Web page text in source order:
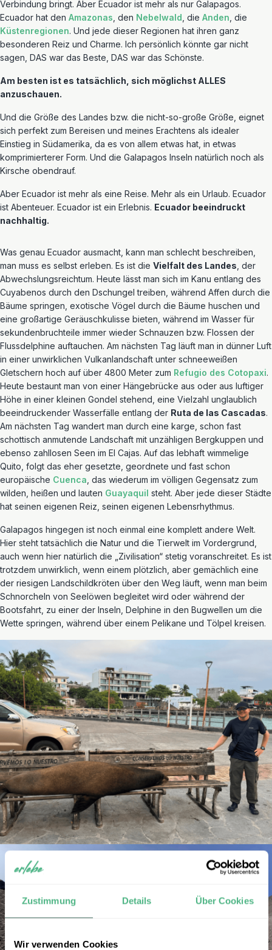
Zustimmung Details Über Cookies
Wir verwenden Cookies
Verbindung bringt. Aber Ecuador ist mehr als nur Galapagos.
Ecuador hat den Amazonas , den Nebelwald , die Anden , die
Küstenregionen. Und jede dieser Regionen hat ihren ganz
besonderen Reiz und Charme. Ich persönlich könnte gar nicht
sagen, DAS war das Beste, DAS war das Schönste.
Am besten ist es tatsächlich, sich möglichst ALLES
anzuschauen.
Und die Größe des Landes bzw. die nicht-so-große Größe, eignet
sich perfekt zum Bereisen und meines Erachtens als idealer
Einstieg in Südamerika, da es von allem etwas hat, in etwas
komprimierterer Form. Und die Galapagos Inseln natürlich noch als
Kirsche obendrauf.
Aber Ecuador ist mehr als eine Reise. Mehr als ein Urlaub. Ecuador
ist Abenteuer. Ecuador ist ein Erlebnis. Ecuador beeindruckt
nachhaltig.
Was genau Ecuador ausmacht, kann man schlecht beschreiben,
man muss es selbst erleben. Es ist die Vielfalt des Landes , der
Abwechslungsreichtum. Heute lässt man sich im Kanu entlang des
Cuyabenos durch den Dschungel treiben, während Affen durch die
Bäume springen, exotische Vögel durch die Bäume huschen und
eine großartige Geräuschkulisse bieten, während im Wasser für
sekundenbruchteile immer wieder Schnauzen bzw. Flossen der
Flussdelphine auftauchen. Am nächsten Tag läuft man in dünner Luft
in einer unwirklichen Vulkanlandschaft unter schneeweißen
Gletschern hoch auf über 4800 Meter zum Refugio des Cotopaxi.
Heute bestaunt man von einer Hängebrücke aus oder aus luftiger
Höhe in einer kleinen Gondel stehend, eine Vielzahl unglaublich
beeindruckender Wasserfälle entlang der Ruta de las Cascadas.
Am nächsten Tag wandert man durch eine karge, schon fast
schottisch anmutende Landschaft mit unzähligen Bergkuppen und
ebenso zahllosen Seen im El Cajas. Auf das lebhaft wimmelige
Quito, folgt das eher gesetzte, geordnete und fast schon
europäische Cuenca , das wiederum im völligen Gegensatz zum
wilden, heißen und lauten Guayaquil steht. Aber jede dieser Städte
hat seinen eigenen Reiz, seinen eigenen Lebensrhythmus.
Galapagos hingegen ist noch einmal eine komplett andere Welt.
Hier steht tatsächlich die Natur und die Tierwelt im Vordergrund,
auch wenn hier natürlich die „Zivilisation“ stetig voranschreitet. Es ist
trotzdem unwirklich, wenn einem plötzlich, aber gemächlich eine
der riesigen Landschildkröten über den Weg läuft, wenn man beim
Schnorcheln von Seelöwen begleitet wird oder während der
Bootsfahrt, zu einer der Inseln, Delphine in den Bugwellen um die
Wette springen, während über einem Pelikane und Tölpel kreisen.